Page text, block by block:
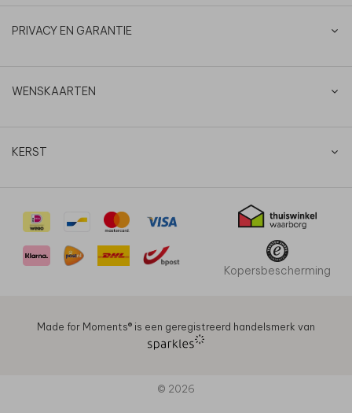
PRIVACY EN GARANTIE
WENSKAARTEN
KERST
Kopersbescherming
Made for Moments®️ is een geregistreerd handelsmerk van
© 2026